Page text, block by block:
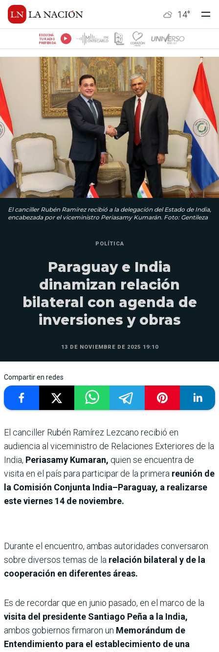
14°
ESCUCHÁ
TU RADIO
PREFERIDA
El canciller Rubén Ramírez recibió a la delegación del Estado de India,
encabezada por el viceministro Periasamy Kumarán. Foto: Gentileza
POLÍTICA
Paraguay e India
dinamizan relación
bilateral con agenda de
inversiones y obras
13 DE NOVIEMBRE DE 2025 19:10
Compartir en redes
El canciller Rubén Ramírez Lezcano recibió en
audiencia al viceministro de Relaciones Exteriores de la
India, Periasamy Kumaran, quien se encuentra de
visita en el país para participar de la primera reunión de
la Comisión Conjunta India–Paraguay, a realizarse
este viernes 14 de noviembre.
Durante el encuentro, ambas autoridades conversaron
sobre diversos temas de la relación bilateral y de la
cooperación en diferentes áreas.
Es de recordar que en junio pasado, en el marco de la
visita del presidente Santiago Peña a la India,
ambos gobiernos firmaron un Memorándum de
Entendimiento para el establecimiento de una